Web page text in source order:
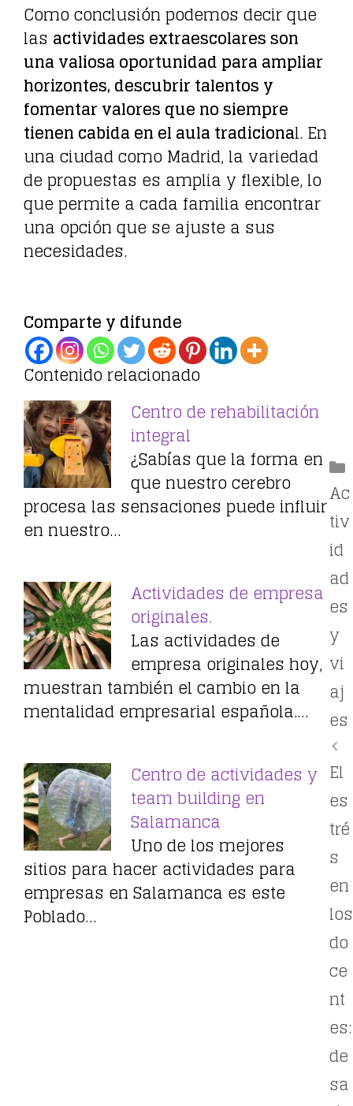
Como conclusión podemos decir que
las actividades extraescolares son
una valiosa oportunidad para ampliar
horizontes, descubrir talentos y
fomentar valores que no siempre
tienen cabida en el aula tradicional. En
una ciudad como Madrid, la variedad
de propuestas es amplia y flexible, lo
que permite a cada familia encontrar
una opción que se ajuste a sus
necesidades.
Comparte y difunde
Contenido relacionado
Centro de rehabilitación
integral
¿Sabías que la forma en
que nuestro cerebro
procesa las sensaciones puede influir
en nuestro…
Actividades de empresa
originales.
Las actividades de
empresa originales hoy,
muestran también el cambio en la
mentalidad empresarial española.…
Centro de actividades y
team building en
Salamanca
Uno de los mejores
sitios para hacer actividades para
empresas en Salamanca es este
Poblado…
Ac
tiv
id
ad
es
y
vi
aj
es
El
es
tré
s
en
los
do
ce
nt
es:
de
sa